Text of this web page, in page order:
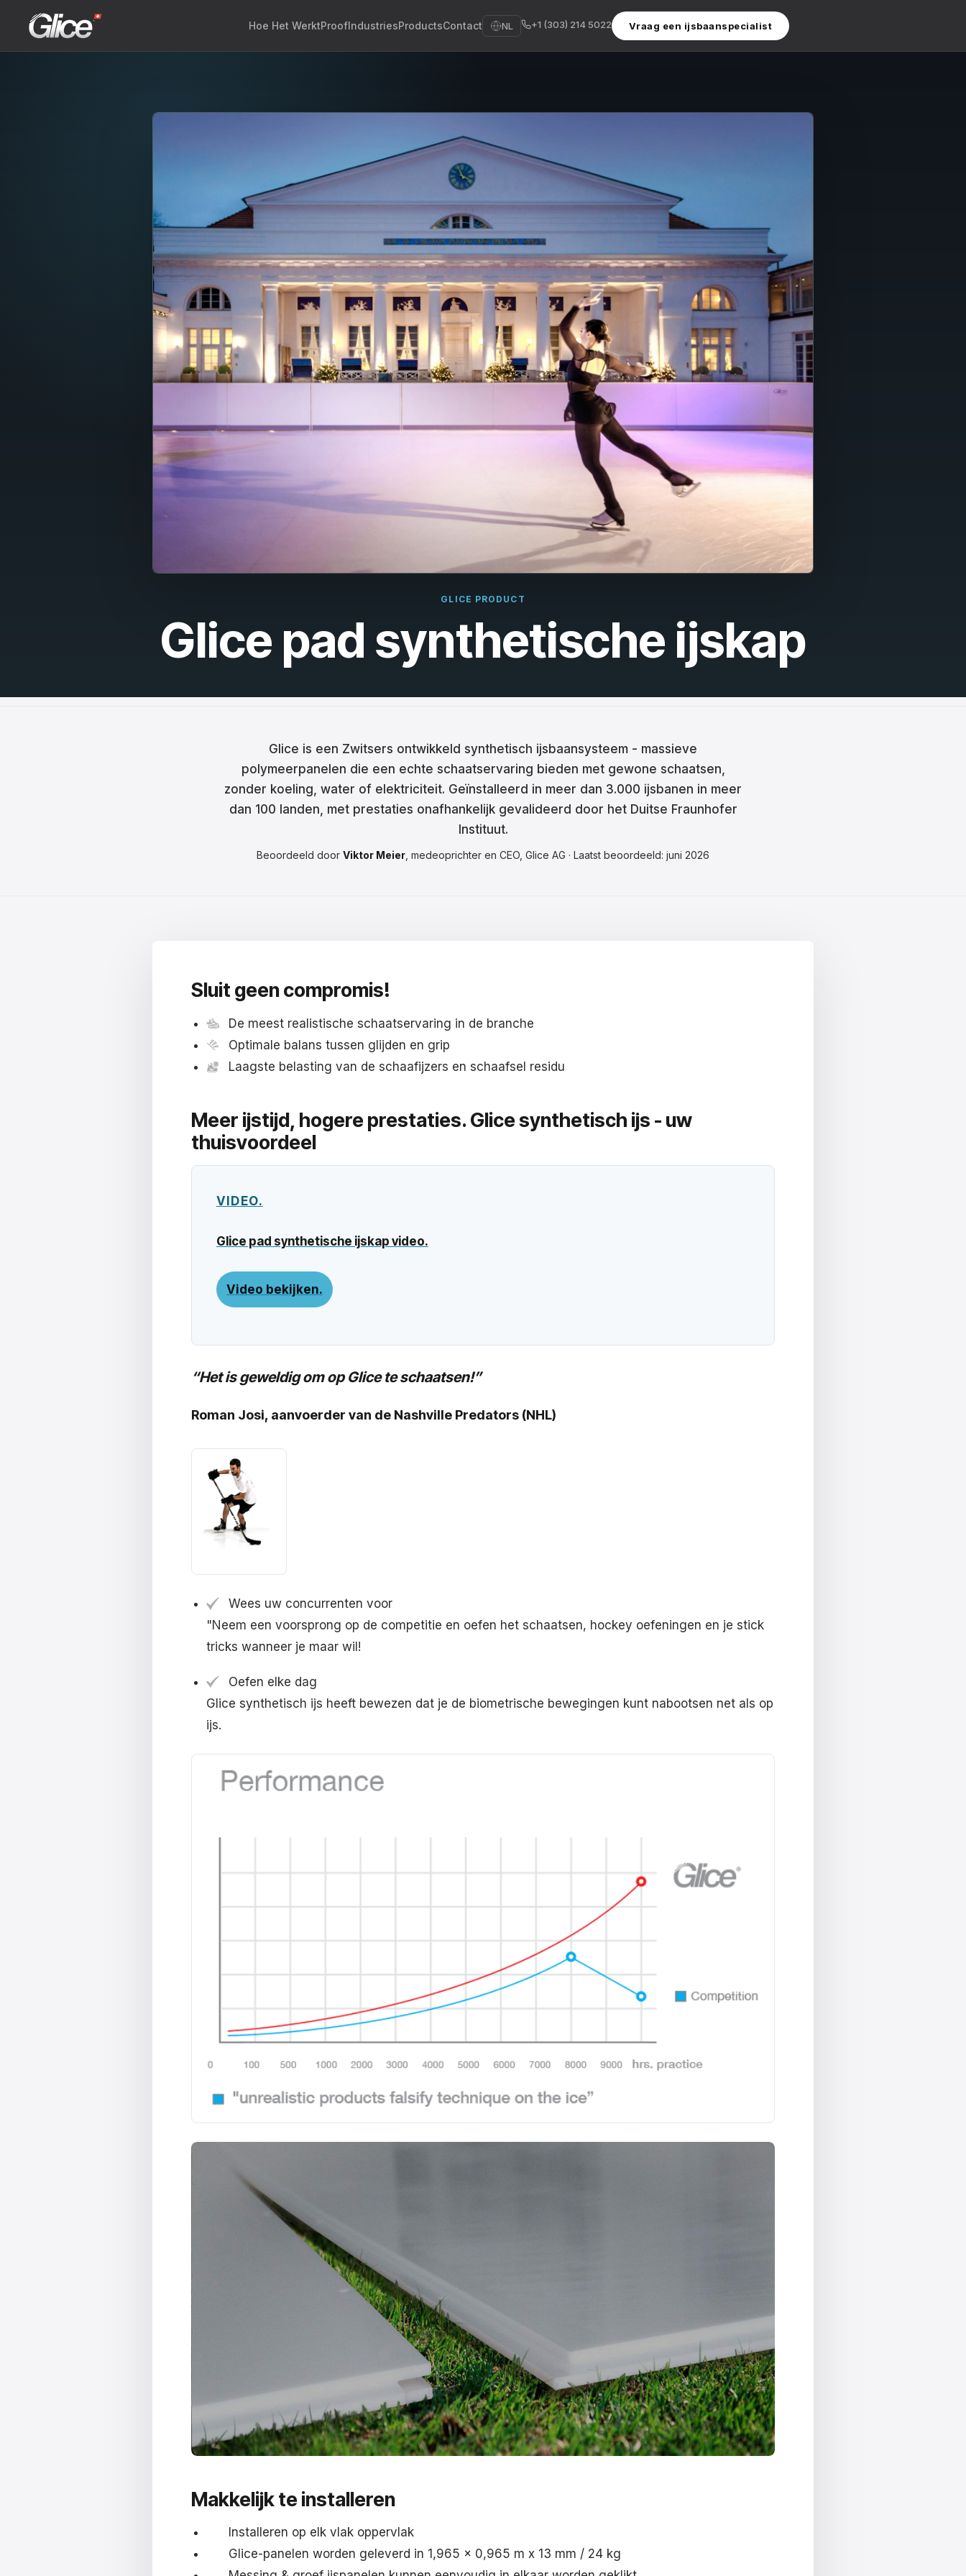
Hoe Het WerktProofIndustriesProductsContact NL +1 (303) 214 5022 Vraag een ijsbaanspecialist
English
Deutsch
Français
Nederlands
Español
Dansk
Čeština
Română
日本語
한국어
GLICE PRODUCT
Glice pad synthetische ijskap
Glice is een Zwitsers ontwikkeld synthetisch ijsbaansysteem - massieve
polymeerpanelen die een echte schaatservaring bieden met gewone schaatsen,
zonder koeling, water of elektriciteit. Geïnstalleerd in meer dan 3.000 ijsbanen in meer
dan 100 landen, met prestaties onafhankelijk gevalideerd door het Duitse Fraunhofer
Instituut.
Beoordeeld door Viktor Meier , medeoprichter en CEO, Glice AG · Laatst beoordeeld: juni 2026
Sluitgeen compromis!
De meest realistische schaatservaring in de branche
Optimale balans tussen glijden en grip
Laagste belasting van de schaafijzers en schaafsel residu
Meer ijstijd, hogere prestaties. Glice synthetisch ijs - uw
thuisvoordeel
VIDEO.
Glice pad synthetische ijskap video.
Video bekijken.
“Het is geweldig om op Glice te schaatsen!”
Roman Josi, aanvoerder van de Nashville Predators (NHL)
Wees uw concurrenten voor
"Neem een voorsprong op de competitie en oefen het schaatsen, hockey oefeningen en je stick
tricks wanneer je maar wil!
Oefen elke dag
Glice synthetisch ijs heeft bewezen dat je de biometrische bewegingen kunt nabootsen net als op
ijs.
Makkelijk teinstalleren
Installeren op elk vlak oppervlak
Glice-panelen worden geleverd in 1,965 x 0,965 m x 13 mm / 24 kg